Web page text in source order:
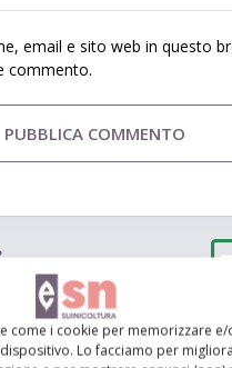
come i cookie per memorizzare e/
Lo facciamo per
email e sito web in questo
commento.
e servizi dalle aziende